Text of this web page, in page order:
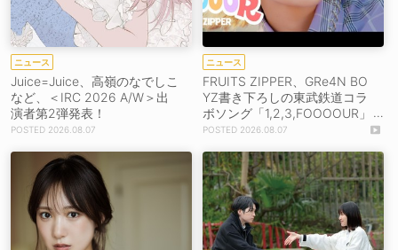
ニュース
Juice=Juice、高嶺のなでしこ
など、＜IRC 2026 A/W＞出
演者第2弾発表！
2026.08.07
ニュース
FRUITS ZIPPER、GRe4N BO
YZ書き下ろしの東武鉄道コラ
ボソング「1,2,3,FOOOOUR」
をリリース＆MV公開！
2026.08.07